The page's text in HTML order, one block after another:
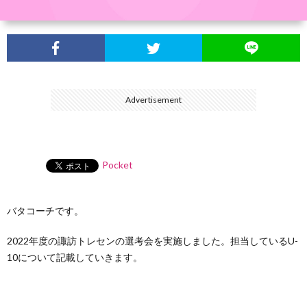
Advertisement
Pocket
バタコーチです。
2022年度の諏訪トレセンの選考会を実施しました。担当しているU-
10について記載していきます。